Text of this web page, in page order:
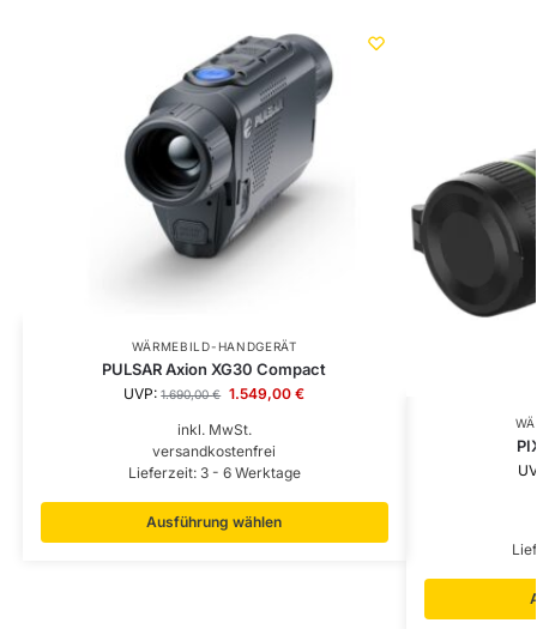
WÄRMEBILD-HANDGERÄT
PULSAR Axion XG30 Compact
UVP: 1.690,00€ 1.549,00€
inkl. MwSt.
versandkostenfrei
Lieferzeit: 3 - 6 Werktage
Ausführung wählen